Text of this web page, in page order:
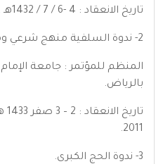
تاريخ الانعقاد : 4 -6 / 7 / 1432هـ ، الموافق 6 -8 يونيو 2011.
2- ندوة السلفية منهج شرعي ومطلب وطني.
المنظم للمؤتمر : جامعة
بالرياض.
2011.
3- ندوة الحج الكبرى.